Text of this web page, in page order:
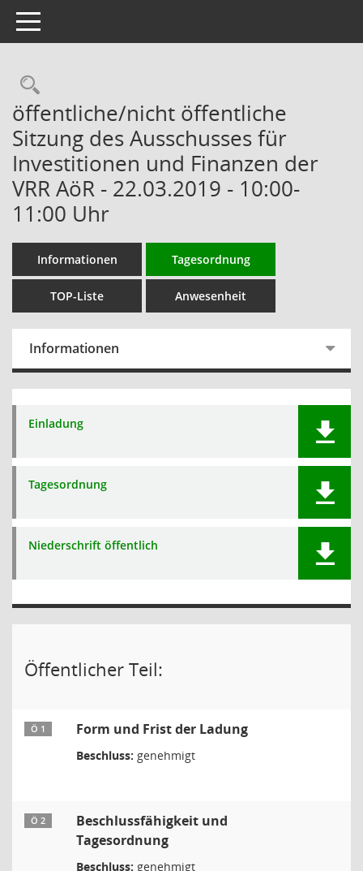
Toggle navigation
Rechercheauswahl
öffentliche/nicht öffentliche
Sitzung des Ausschusses für
Investitionen und Finanzen der
VRR AöR - 22.03.2019 - 10:00-
11:00 Uhr
Informationen Tagesordnung
TOP-Liste Anwesenheit
Informationen
Einladung
Tagesordnung
Niederschrift öffentlich
Öffentlicher Teil:
Ö 1 Form und Frist der Ladung
Beschluss: genehmigt
Ö 2
Beschlussfähigkeit und
Tagesordnung
Beschluss: genehmigt